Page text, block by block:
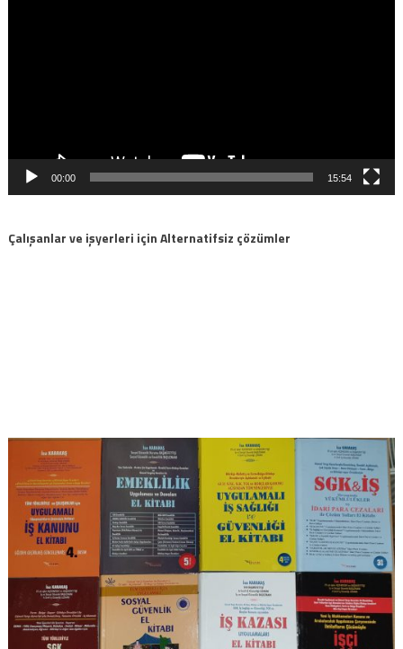
00:00 15:54
Çalışanlar ve işyerleri için Alternatifsiz çözümler